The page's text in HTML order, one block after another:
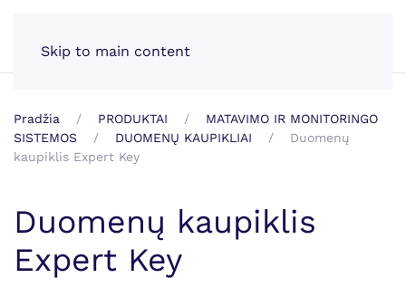
Skip to main content
Pradžia PRODUKTAI
MATAVIMO IR MONITORINGO
SISTEMOS
DUOMENŲ KAUPIKLIAI
Duomenų
kaupiklis Expert Key
Duomenų kaupiklis
Expert Key